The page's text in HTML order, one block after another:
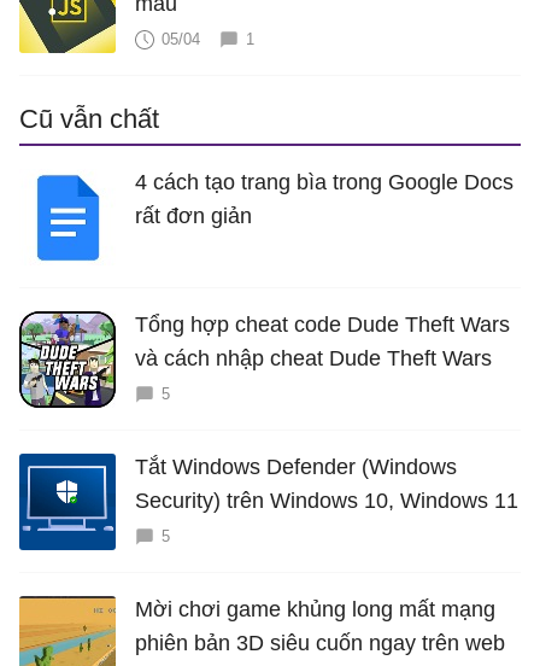
05/04 1
Cũ vẫn chất
4 cách tạo trang bìa trong Google Docs
rất đơn giản
Tổng hợp cheat code Dude Theft Wars
và cách nhập cheat Dude Theft Wars
5
Tắt Windows Defender (Windows
Security) trên Windows 10, Windows 11
5
Mời chơi game khủng long mất mạng
phiên bản 3D siêu cuốn ngay trên web